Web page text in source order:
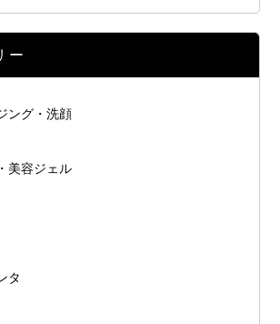
ー
ング・洗顔
美容ジェル
タ